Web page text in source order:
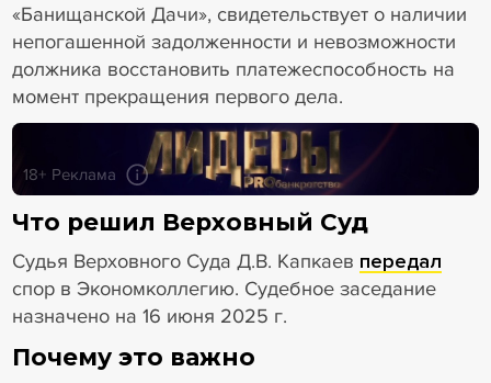
«Банищанской Дачи», свидетельствует о наличии
непогашенной задолженности и невозможности
должника восстановить платежеспособность на
момент прекращения первого дела.
18+ Реклама
Что решил Верховный Суд
Судья Верховного Суда Д.В. Капкаев передал
спор в Экономколлегию. Судебное заседание
назначено на 16 июня 2025 г.
Почему это важно